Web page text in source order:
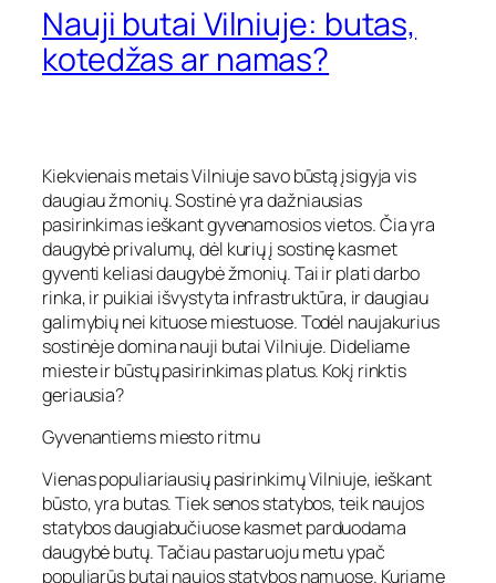
Nauji butai Vilniuje: butas,
kotedžas ar namas?
Kiekvienais metais Vilniuje savo būstą įsigyja vis
daugiau žmonių. Sostinė yra dažniausias
pasirinkimas ieškant gyvenamosios vietos. Čia yra
daugybė privalumų, dėl kurių į sostinę kasmet
gyventi keliasi daugybė žmonių. Tai ir plati darbo
rinka, ir puikiai išvystyta infrastruktūra, ir daugiau
galimybių nei kituose miestuose. Todėl naujakurius
sostinėje domina nauji butai Vilniuje. Dideliame
mieste ir būstų pasirinkimas platus. Kokį rinktis
geriausia?
Gyvenantiems miesto ritmu
Vienas populiariausių pasirinkimų Vilniuje, ieškant
būsto, yra butas. Tiek senos statybos, teik naujos
statybos daugiabučiuose kasmet parduodama
daugybė butų. Tačiau pastaruoju metu ypač
populiarūs butai naujos statybos namuose. Kuriame